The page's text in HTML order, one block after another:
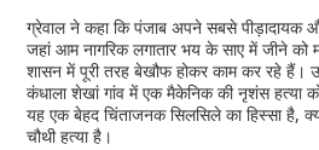
ग्रेवाल ने कहा कि पंजाब अपने सबसे पीड़ादायक
जहां आम नागरिक लगातार भय के साए में जीने को
शासन में पूरी तरह बेखौफ होकर काम कर रहे हैं।
कंधाला शेखां गांव में एक मैकेनिक की नृशंस हत्या
यह एक बेहद चिंताजनक सिलसिले का हिस्सा है,
चौथी हत्या है।